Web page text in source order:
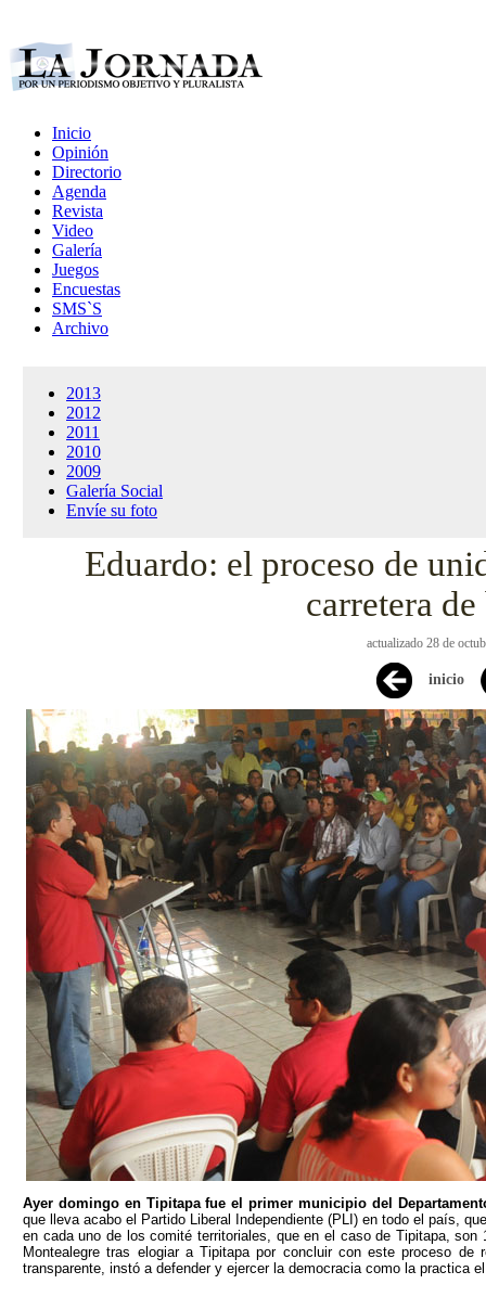
Inicio
Opinión
Directorio
Agenda
Revista
Video
Galería
Juegos
Encuestas
SMS`S
Archivo
2013
2012
2011
2010
2009
Galería Social
Envíe su foto
Eduardo: el proceso de
carretera de
actualizado 28 de
inicio
Ayer domingo en Tipitapa fue el primer municipio del
que lleva acabo el Partido Liberal Independiente (PLI) en todo el país,
en cada uno de los comité territoriales, que en el caso de Tipitapa,
Montealegre tras elogiar a Tipitapa por concluir con este proceso de
transparente, instó a defender y ejercer la democracia como la practica